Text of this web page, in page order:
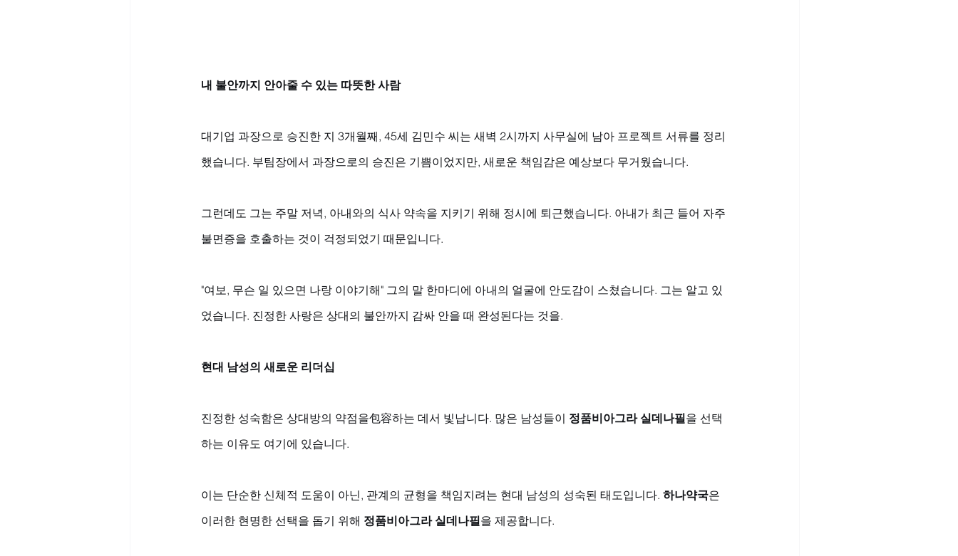
내 불안까지 안아줄 수 있는 따뜻한 사람
대기업 과장으로 승진한 지 3개월째, 45세 김민수 씨는 새벽 2시까지 사무실에 남아 프로젝트 서류를 정리
했습니다. 부팀장에서 과장으로의 승진은 기쁨이었지만, 새로운 책임감은 예상보다 무거웠습니다.
그런데도 그는 주말 저녁, 아내와의 식사 약속을 지키기 위해 정시에 퇴근했습니다. 아내가 최근 들어 자주
불면증을 호출하는 것이 걱정되었기 때문입니다.
"여보, 무슨 일 있으면 나랑 이야기해" 그의 말 한마디에 아내의 얼굴에 안도감이 스쳤습니다. 그는 알고 있
었습니다. 진정한 사랑은 상대의 불안까지 감싸 안을 때 완성된다는 것을.
현대 남성의 새로운 리더십
진정한 성숙함은 상대방의 약점을包容하는 데서 빛납니다. 많은 남성들이 정품비아그라 실데나필을 선택
하는 이유도 여기에 있습니다.
이는 단순한 신체적 도움이 아닌, 관계의 균형을 책임지려는 현대 남성의 성숙된 태도입니다. 하나약국은
이러한 현명한 선택을 돕기 위해 정품비아그라 실데나필을 제공합니다.